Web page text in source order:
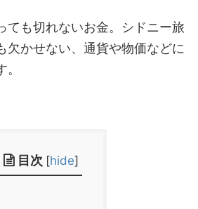
ても切れないお金。シドニー旅
欠かせない、通貨や物価などに
目次 [hide]